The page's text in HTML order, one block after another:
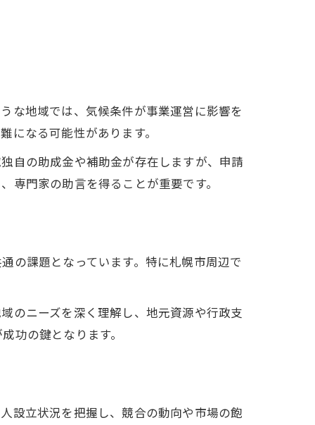
な地域では、気候条件が事業運営に影響を
なる可能性があります。
自の助成金や補助金が存在しますが、申請
門家の助言を得ることが重要です。
の課題となっています。特に札幌市周辺で
のニーズを深く理解し、地元資源や行政支
功の鍵となります。
設立状況を把握し、競合の動向や市場の飽